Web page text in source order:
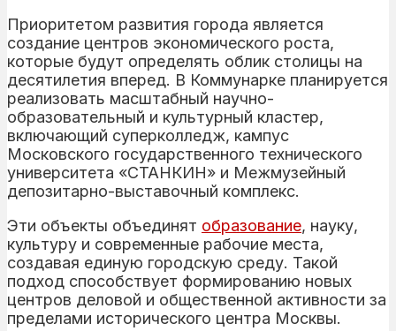
Приоритетом развития города является
создание центров экономического роста,
которые будут определять облик столицы на
десятилетия вперед. В Коммунарке планируется
реализовать масштабный научно-
образовательный и культурный кластер,
включающий суперколледж, кампус
Московского государственного технического
университета «СТАНКИН» и Межмузейный
депозитарно-выставочный комплекс.
Эти объекты объединят образование, науку,
культуру и современные рабочие места,
создавая единую городскую среду. Такой
подход способствует формированию новых
центров деловой и общественной активности за
пределами исторического центра Москвы.